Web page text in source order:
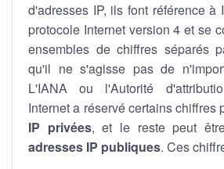
d'adresses IP, ils font référence à
protocole Internet version 4 et se
ensembles de chiffres séparés
qu'il ne s'agisse pas de
L'IANA ou l'Autorité
Internet a réservé certains chiffres
IP privées, et le reste peut
adresses IP publiques. Ces